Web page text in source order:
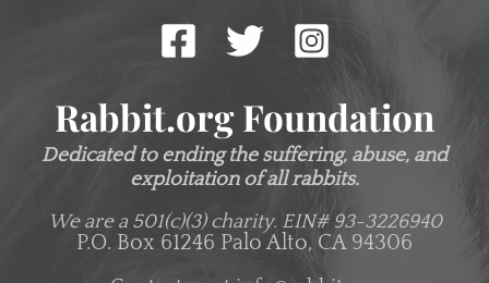
Rabbit.org Foundation
Dedicated to ending the suffering, abuse, and
exploitation of all rabbits.
We are a 501(c)(3) charity. EIN# 93-3226940
P.O. Box 61246 Palo Alto, CA 94306